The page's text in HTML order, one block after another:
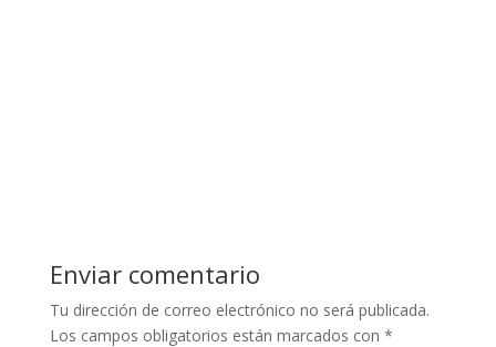
Enviar comentario
Tu dirección de correo electrónico no será publicada.
Los campos obligatorios están marcados con *